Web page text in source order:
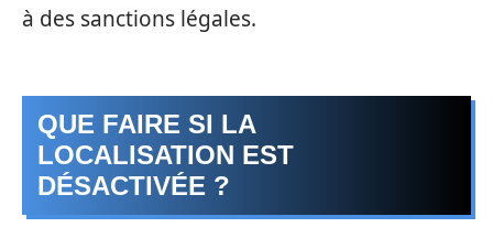
à des sanctions légales.
QUE FAIRE SI LA
LOCALISATION EST
DÉSACTIVÉE ?